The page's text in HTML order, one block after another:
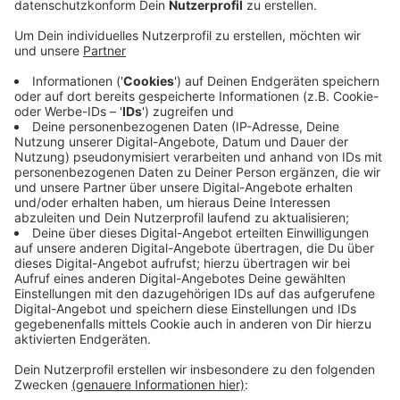
Ab sofort können sich junge Menschen im Alter
zwischen 16 und 30 Jahren aus allen Mitgliedstaaten
der EU für denEuropäische Karlspreis für die
Jugendbewerben.
Gesucht werden wieder Projekte, die die europäische
und internationale Verständigung fördern. Daraus wählt
eine europäische Jury den europaweit besten Beitrag
sowie einen Zweit- und Drittplatzierten, die mit
Geldpreisen in Höhe von insgesamt 15.000 Euro
prämiert werden. Einsendeschluss ist der 12. Februar
2024.
Der Europäische Karlspreis für die Jugend wird am 7.
Mai in Aachen verliehen.
Anzeige